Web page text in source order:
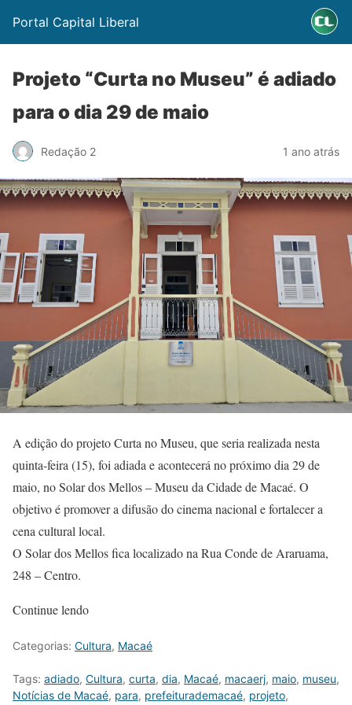
Portal Capital Liberal
Projeto “Curta no Museu” é adiado
para o dia 29 de maio
Redação 2 1 ano atrás
A edição do projeto Curta no Museu, que seria realizada nesta
quinta-feira (15), foi adiada e acontecerá no próximo dia 29 de
maio, no Solar dos Mellos – Museu da Cidade de Macaé. O
objetivo é promover a difusão do cinema nacional e fortalecer a
cena cultural local.
O Solar dos Mellos fica localizado na Rua Conde de Araruama,
248 – Centro.
Continue lendo
Categorias: Cultura, Macaé
Tags: adiado, Cultura, curta, dia, Macaé, macaerj, maio, museu,
Notícias de Macaé, para, prefeiturademacaé, projeto,